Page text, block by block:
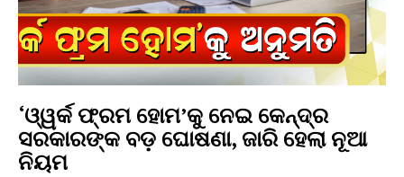
‘ଓ୍ୱର୍କ ଫ୍ରମ ହୋମ’କୁ ନେଇ କେନ୍ଦ୍ର
ସରକାରଙ୍କ ବଡ଼ ଘୋଷଣା, ଜାରି ହେଲା ନୂଆ
ନିୟମ